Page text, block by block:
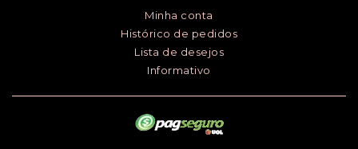
Minha conta
Histórico de pedidos
Lista de desejos
Informativo